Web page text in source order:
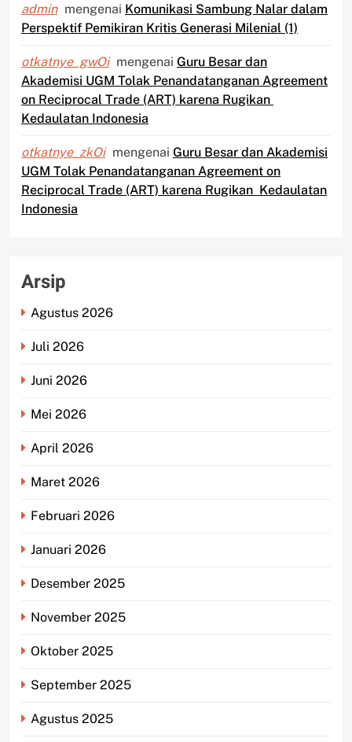
admin mengenai Komunikasi Sambung Nalar dalam
Perspektif Pemikiran Kritis Generasi Milenial (1)
otkatnye_gwOi mengenai Guru Besar dan
Akademisi UGM Tolak Penandatanganan Agreement
on Reciprocal Trade (ART) karena Rugikan
Kedaulatan Indonesia
otkatnye_zkOi mengenai Guru Besar dan Akademisi
UGM Tolak Penandatanganan Agreement on
Reciprocal Trade (ART) karena Rugikan Kedaulatan
Indonesia
Arsip
Agustus 2026
Juli 2026
Juni 2026
Mei 2026
April 2026
Maret 2026
Februari 2026
Januari 2026
Desember 2025
November 2025
Oktober 2025
September 2025
Agustus 2025